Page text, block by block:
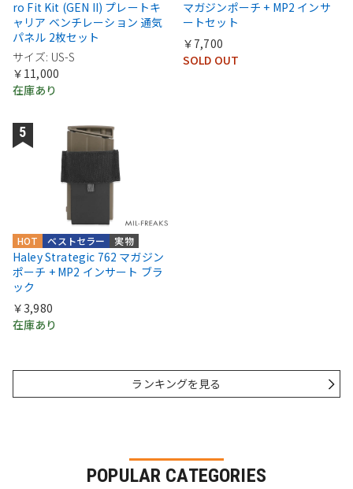
ro Fit Kit (GEN II) プレートキ
ャリア ベンチレーション 通気
パネル 2枚セット
サイズ: US-S
￥11,000
在庫あり
マガジンポーチ + MP2 インサ
ートセット
￥7,700
SOLD OUT
実物
ベストセラー
HOT
Haley Strategic 762 マガジン
ポーチ + MP2 インサート ブラ
ック
￥3,980
在庫あり
ランキングを見る
POPULAR CATEGORIES